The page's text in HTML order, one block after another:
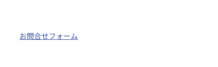
お問合せフォーム